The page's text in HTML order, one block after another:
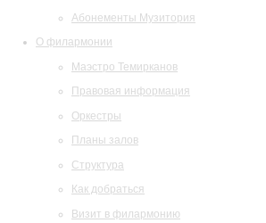
Абонементы Музитория
О филармонии
Маэстро Темирканов
Правовая информация
Оркестры
Планы залов
Структура
Как добраться
Визит в филармонию